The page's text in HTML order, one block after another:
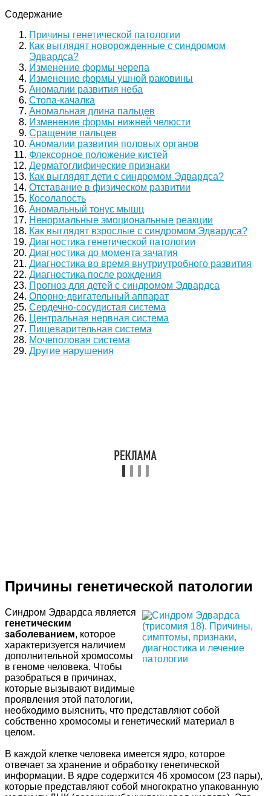
Содержание
Причины генетической патологии
Как выглядят новорожденные с синдромом
Эдвардса?
Изменение формы черепа
Изменение формы ушной раковины
Аномалии развития неба
Стопа-качалка
Аномальная длина пальцев
Изменение формы нижней челюсти
Сращение пальцев
Аномалии развития половых органов
Флексорное положение кистей
Дерматоглифические признаки
Как выглядят дети с синдромом Эдвардса?
Отставание в физическом развитии
Косолапость
Аномальный тонус мышц
Ненормальные эмоциональные реакции
Как выглядят взрослые с синдромом Эдвардса?
Диагностика генетической патологии
Диагностика до момента зачатия
Диагностика во время внутриутробного развития
Диагностика после рождения
Прогноз для детей с синдромом Эдвардса
Опорно-двигательный аппарат
Сердечно-сосудистая система
Центральная нервная система
Пищеварительная система
Мочеполовая система
Другие нарушения
Причины генетической патологии
Синдром Эдвардса является
генетическим
заболеванием, которое
характеризуется наличием
дополнительной хромосомы
в геноме человека. Чтобы
разобраться в причинах,
которые вызывают видимые
проявления этой патологии,
необходимо выяснить, что представляют собой
собственно хромосомы и генетический материал в
целом.
В каждой клетке человека имеется ядро, которое
отвечает за хранение и обработку генетической
информации. В ядре содержится 46 хромосом (23 пары),
которые представляют собой многократно упакованную